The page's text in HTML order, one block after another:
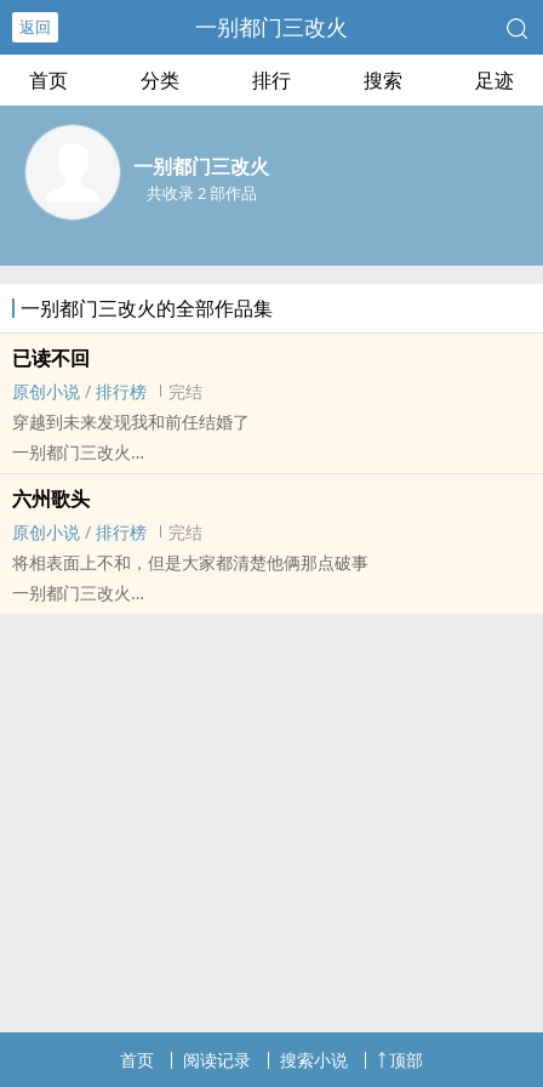
返回 一别都门三改火
首页 分类 排行 搜索 足迹
一别都门三改火
共收录 2 部作品
一别都门三改火的全部作品集
已读不回
原创小说 / 排行榜
完结
穿越到未来发现我和前任结婚了
一别都门三改火
现代 - 破镜重圆 - 穿越
“先说爱的先不爱，后动心的不死心”
顾承锐x宁知然
非典型二世祖浪子x慢热‎美‎‍‍人‌‎‍社畜
六州歌头
原创小说 / 排行榜
完结
将相表面上不和，但是大家都清楚他俩那点破事
一别都门三改火
首页 阅读记录 搜索小说 顶部